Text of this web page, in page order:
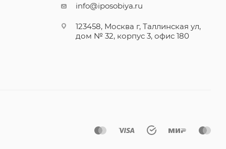
info@iposobiya.ru
123458, Москва г, Таллинская ул,
дом № 32, корпус 3, офис 180